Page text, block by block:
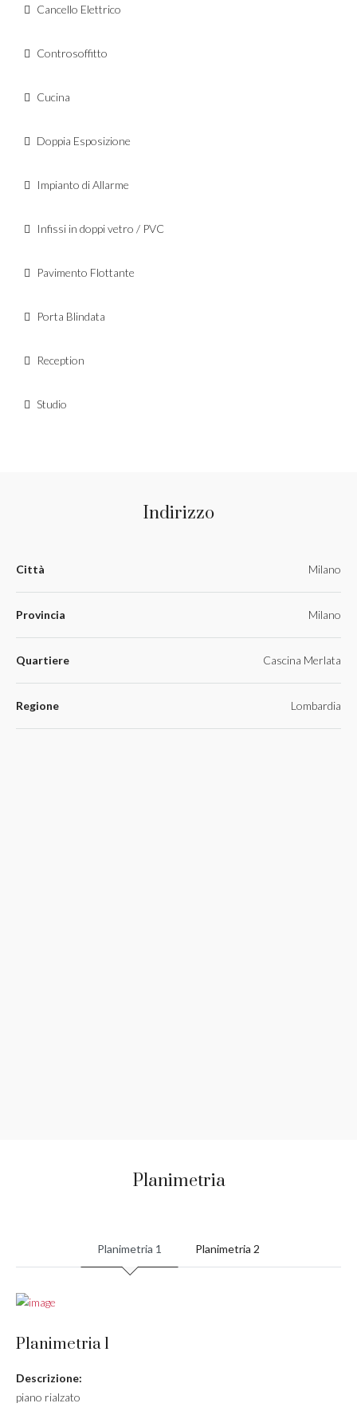
Cancello Elettrico
Controsoffitto
Cucina
Doppia Esposizione
Impianto di Allarme
Infissi in doppi vetro / PVC
Pavimento Flottante
Porta Blindata
Reception
Studio
Indirizzo
Città Milano
Provincia Milano
Quartiere Cascina Merlata
Regione Lombardia
Planimetria
Planimetria 1 Planimetria 2
Planimetria 1
Descrizione:
piano rialzato